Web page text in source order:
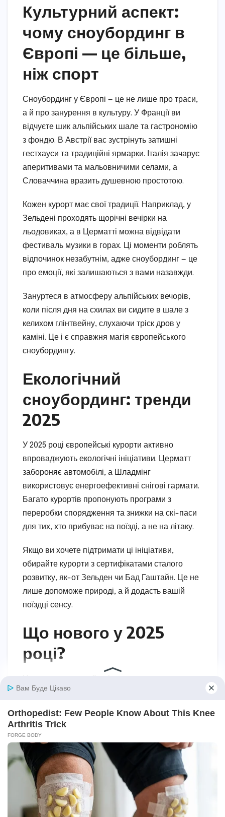
Культурний аспект:
чому сноубординг в
Європі — це більше,
ніж спорт
Сноубординг у Європі — це не лише про траси,
а й про занурення в культуру. У Франції ви
відчуєте шик альпійських шале та гастрономію
з фондю. В Австрії вас зустрінуть затишні
гестхауси та традиційні ярмарки. Італія зачарує
аперитивами та мальовничими селами, а
Словаччина вразить душевною простотою.
Кожен курорт має свої традиції. Наприклад, у
Зельдені проходять щорічні вечірки на
льодовиках, а в Церматті можна відвідати
фестиваль музики в горах. Ці моменти роблять
відпочинок незабутнім, адже сноубординг — це
про емоції, які залишаються з вами назавжди.
Зануртеся в атмосферу альпійських вечорів,
коли після дня на схилах ви сидите в шале з
келихом глінтвейну, слухаючи тріск дров у
каміні. Це і є справжня магія європейського
сноубордингу.
Екологічний
сноубординг: тренди
2025
У 2025 році європейські курорти активно
впроваджують екологічні ініціативи. Церматт
забороняє автомобілі, а Шладмінг
використовує енергоефективні снігові гармати.
Багато курортів пропонують програми з
переробки спорядження та знижки на скі-паси
для тих, хто прибуває на поїзді, а не на літаку.
Якщо ви хочете підтримати ці ініціативи,
обирайте курорти з сертифікатами сталого
розвитку, як-от Зельден чи Бад Гаштайн. Це не
лише допоможе природі, а й додасть вашій
поїздці сенсу.
Що нового у 2025
році?
сюрпризи. Три Долини відкривають новий
реальності для тренувань. Лівіньо розширює
зону фрірайду, а Ясна додає нічні траси.
Церматт тестує електричні снігоходи для
екскурсій, що робить курорт ще більш
екологічним.
Курорти також адаптуються до змін клімату.
Льодовики, як у Зельдені чи Церматті, стають